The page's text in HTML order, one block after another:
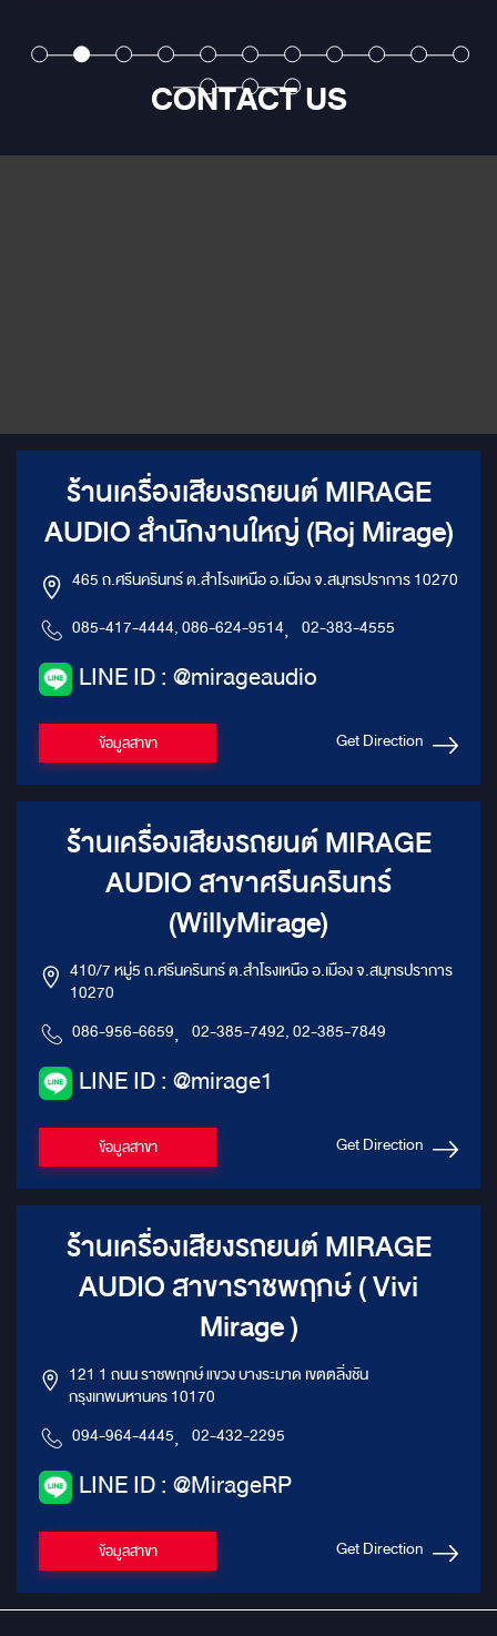
วย
ง 3 ทาง
ง่ายที่สุด
Peak มาพร้อมพาสซีฟครอส
โอเวอร์ขนาดกะทัดรัดที่รองรับการ
ต่อแบบ Bi-Amp ออกแบบมาให้
ติดตั้งง่าย (OEM Integration) แต่
ยอดเยี่ยมสำหรับก
ลำโพงติดรถยนต์เ
CONTACT US
ร้านเครื่องเสียงรถยนต์ MIRAGE
AUDIO สำนักงานใหญ่ (Roj Mirage)
465 ถ.ศรีนครินทร์ ต.สำโรงเหนือ อ.เมือง จ.สมุทรปราการ 10270
085-417-4444, 086-624-9514, 02-383-4555
LINE ID : @mirageaudio
ข้อมูลสาขา Get Direction
ร้านเครื่องเสียงรถยนต์ MIRAGE
AUDIO สาขาศรีนครินทร์
(WillyMirage)
410/7 หมู่5 ถ.ศรีนครินทร์ ต.สำโรงเหนือ อ.เมือง จ.สมุทรปราการ
10270
086-956-6659, 02-385-7492, 02-385-7849
LINE ID : @mirage1
ข้อมูลสาขา Get Direction
ร้านเครื่องเสียงรถยนต์ MIRAGE
AUDIO สาขาราชพฤกษ์ ( Vivi
Mirage )
121 1 ถนน ราชพฤกษ์ แขวง บางระมาด เขตตลิ่งชัน
กรุงเทพมหานคร 10170
094-964-4445, 02-432-2295
LINE ID : @MirageRP
ข้อมูลสาขา Get Direction